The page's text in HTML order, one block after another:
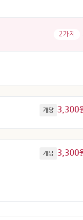
2가지
개당 3,300
개당 3,300